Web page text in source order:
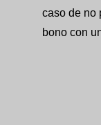
caso de no
bono con